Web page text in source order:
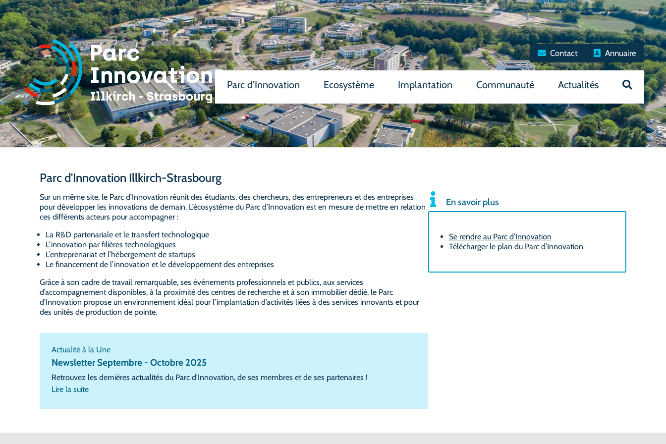
Contact Annuaire
Parc d’Innovation Ecosystème Implantation Communauté Actualités
Parc d'Innovation Illkirch-Strasbourg
Sur un même site, le Parc d’Innovation réunit des étudiants, des chercheurs, des entrepreneurs et des entreprises
pour développer les innovations de demain. L’écosystème du Parc d’Innovation est en mesure de mettre en relation
ces différents acteurs pour accompagner :
La R&D partenariale et le transfert technologique
L’innovation par filières technologiques
L’entreprenariat et l’hébergement de startups
Le financement de l’innovation et le développement des entreprises
Grâce à son cadre de travail remarquable, ses évènements professionnels et publics, aux services
d’accompagnement disponibles, à la proximité des centres de recherche et à son immobilier dédié, le Parc
d’Innovation propose un environnement idéal pour l’implantation d’activités liées à des services innovants et pour
des unités de production de pointe.
Actualité à la Une
Newsletter Septembre - Octobre 2025
Retrouvez les dernières actualités du Parc d'Innovation, de ses membres et de ses partenaires !
Lire la suite
En savoir plus
Se rendre au Parc d’Innovation
Télécharger le plan du Parc d’Innovation